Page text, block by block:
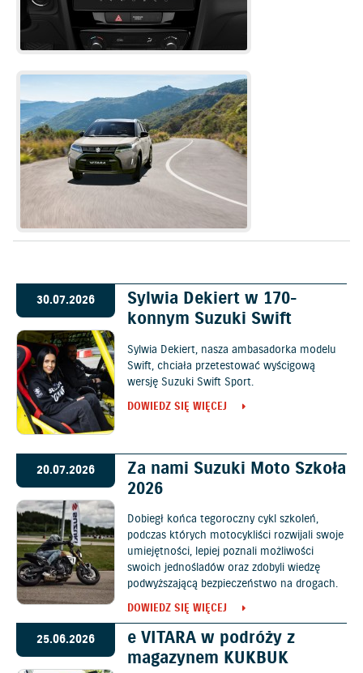
30.07.2026
Sylwia Dekiert w 170-
konnym Suzuki Swift
Sylwia Dekiert, nasza ambasadorka modelu
Swift, chciała przetestować wyścigową
wersję Suzuki Swift Sport.
DOWIEDZ SIĘ WIĘCEJ
20.07.2026
Za nami Suzuki Moto Szkoła
2026
Dobiegł końca tegoroczny cykl szkoleń,
podczas których motocykliści rozwijali swoje
umiejętności, lepiej poznali możliwości
swoich jednośladów oraz zdobyli wiedzę
podwyższającą bezpieczeństwo na drogach.
DOWIEDZ SIĘ WIĘCEJ
25.06.2026
e VITARA w podróży z
magazynem KUKBUK